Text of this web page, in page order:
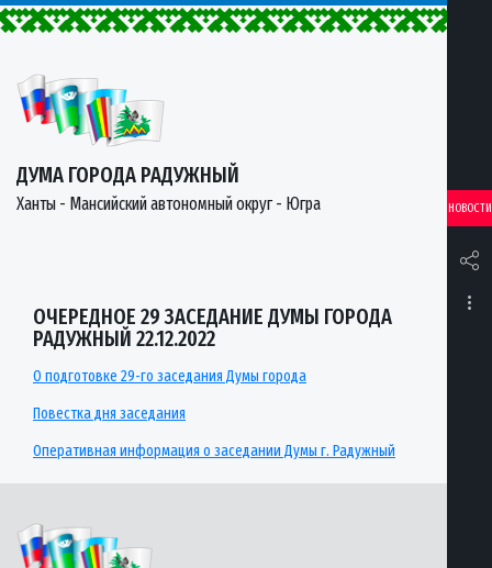
ДУМА ГОРОДА РАДУЖНЫЙ
Ханты - Мансийский автономный округ - Югра НОВОСТИ
ОЧЕРЕДНОЕ 29 ЗАСЕДАНИЕ ДУМЫ ГОРОДА
РАДУЖНЫЙ 22.12.2022
О подготовке 29-го заседания Думы города
Повестка дня заседания
Оперативная информация о заседании Думы г. Радужный